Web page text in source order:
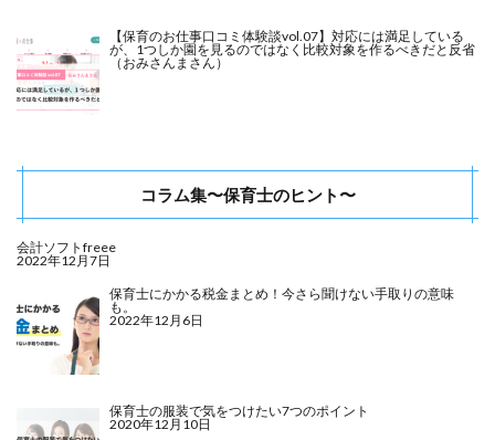
【保育のお仕事口コミ体験談vol.07】対応には満足している
が、1つしか園を見るのではなく比較対象を作るべきだと反省
（おみさんまさん）
コラム集〜保育士のヒント〜
会計ソフトfreee
2022年12月7日
保育士にかかる税金まとめ！今さら聞けない手取りの意味
も。
2022年12月6日
保育士の服装で気をつけたい7つのポイント
2020年12月10日